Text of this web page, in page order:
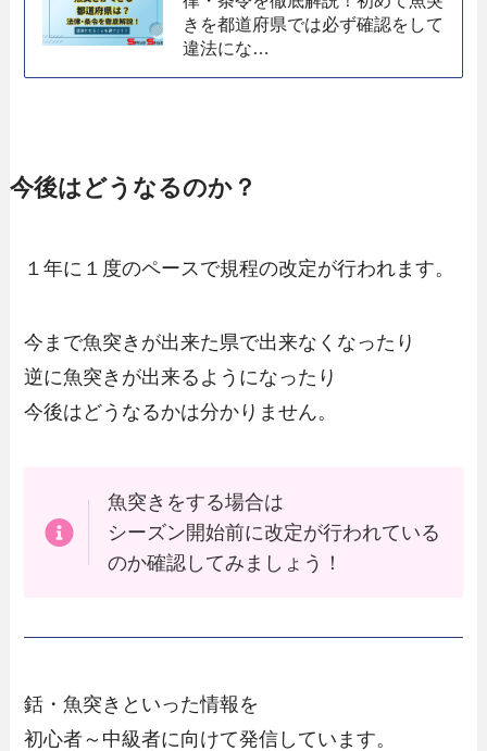
きを都道府県では必ず確認をして
違法にな…
今後はどうなるのか？
１年に１度のペースで規程の改定が行われます。
今まで魚突きが出来た県で出来なくなったり
逆に魚突きが出来るようになったり
今後はどうなるかは分かりません。
魚突きをする場合は
シーズン開始前に改定が行われている
のか確認してみましょう！
銛・魚突きといった情報を
初心者～中級者に向けて発信しています。